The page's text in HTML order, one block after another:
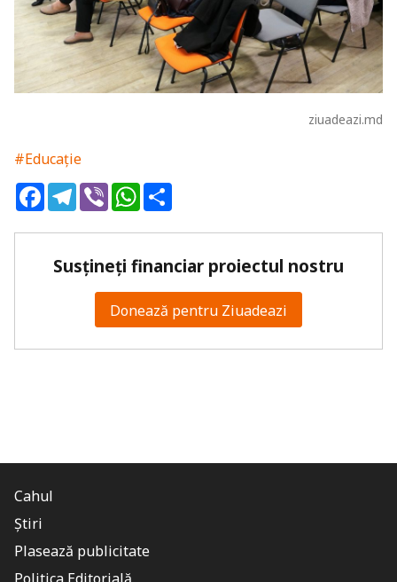
ziuadeazi.md
#Educație
FacebookTelegram
ViberWhatsApp
Susțineți financiar proiectul nostru
Donează pentru Ziuadeazi
Cahul
Știri
Plasează publicitate
Politica Editorială